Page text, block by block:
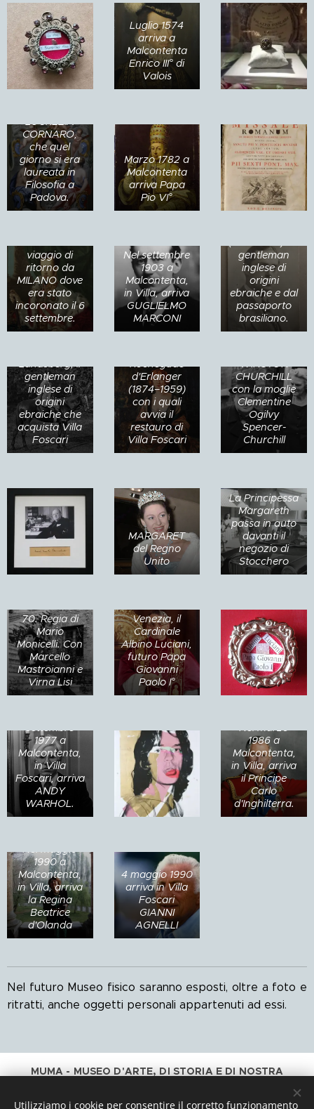
Luglio 1574
arriva a
Malcontenta
Enrico III° di
Valois
1678 nel suo
viaggio di
ritorno da
Padova, per
tornare a casa
a Venezia,
passa per
LUCREZIA
CORNARO,
che quel
giorno si era
laureata in
Filosofia a
Padova.
Marzo 1782 a
Malcontenta
arriva Papa
Pio VI°
5 ottobre 1838
l'imperatore
FERDINANDO
I d'Austria
s'imbarcò a
FUSINA alla
viaggio di
ritorno da
MILANO dove
era stato
incoronato il 6
settembre.
Nel settembre
1903 a
Malcontenta,
in Villa, arriva
GUGLIELMO
MARCONI
1924 Villa
Foscari viene
comprata da
Albert ('Bertie')
gentleman
inglese di
origini
ebraiche e dal
passaporto
brasiliano.
1924 arriva a
Malcontenta
Paul
Rodocanachi
Landsberg, il
gentleman
inglese di
origini
ebraiche che
acquista Villa
Foscari
1926 arriva a
Malcontenta,
per unirsi a
Landsberg e a
Paul
Rodocanachi
La baronessa
Marie Rose
Antoinette
Catherine de
Rochegude
d'Erlanger
(1874–1959)
con i quali
avvia il
restauro di
Villa Foscari
5 ottobre 1927
a
WINSTON
CHURCHILL
con la moglie
Clementine
Ogilvy
Spencer-
Churchill
MARGARET
del Regno
Unito
La Principessa
Margareth
passa in auto
davanti il
negozio di
Stocchero
Nel 1965 a
Malcontenta,
70. Regia di
Mario
Monicelli. Con
Marcello
Mastroianni e
Virna Lisi
24 giugno
1973 a
Venezia, il
Cardinale
Albino Luciani,
futuro Papa
Giovanni
Paolo I°
settembre
1977 a
Malcontenta,
in Villa
Foscari, arriva
ANDY
WARHOL.
Nel marzo
1986 a
Malcontenta,
in Villa, arriva
il Principe
Carlo
d'Inghilterra.
Nel maggio
1990 a
Malcontenta,
in Villa, arriva
la Regina
Beatrice
d'Olanda
4 maggio 1990
arriva in Villa
Foscari
GIANNI
AGNELLI
Nel futuro Museo fisico saranno esposti, oltre a foto e
ritratti, anche oggetti personali appartenuti ad essi.
MUMA - MUSEO D'ARTE, DI STORIA E DI NOSTRA
SORELLA ACQUA è un Progetto promosso e sostenuto
da
Utilizziamo i cookie per consentire il corretto funzionamento